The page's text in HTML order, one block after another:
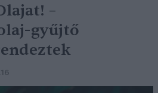
–
gyűjtő